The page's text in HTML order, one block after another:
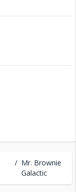
/ Mr. Brownie
Galactic